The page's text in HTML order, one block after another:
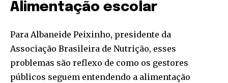
Alimentação escolar
Para Albaneide Peixinho, presidente da
Associação Brasileira de Nutrição, esses
problemas são reflexo de como os gestores
públicos seguem entendendo a alimentação